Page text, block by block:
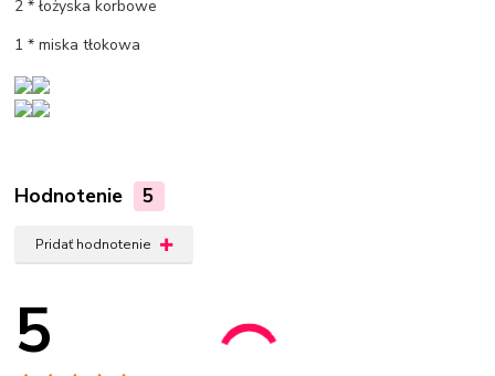
2 * łożyska korbowe
1 * miska tłokowa
Hodnotenie 5
Pridať hodnotenie
5